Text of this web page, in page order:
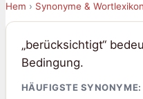
Hem › Synonyme & Wortlexikon
„berücksichtigt“
Bedingung.
HÄUFIGSTE SYNONYME: